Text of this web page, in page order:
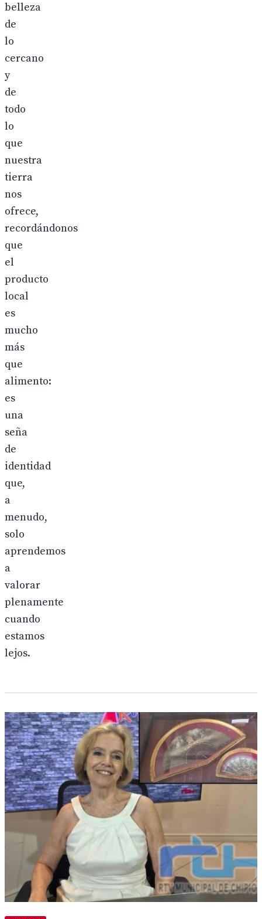
belleza
de
lo
cercano
y
de
todo
lo
que
nuestra
tierra
nos
ofrece,
recordándonos
que
el
producto
local
es
mucho
más
que
alimento:
es
una
seña
de
identidad
que,
a
menudo,
solo
aprendemos
a
valorar
plenamente
cuando
estamos
lejos.